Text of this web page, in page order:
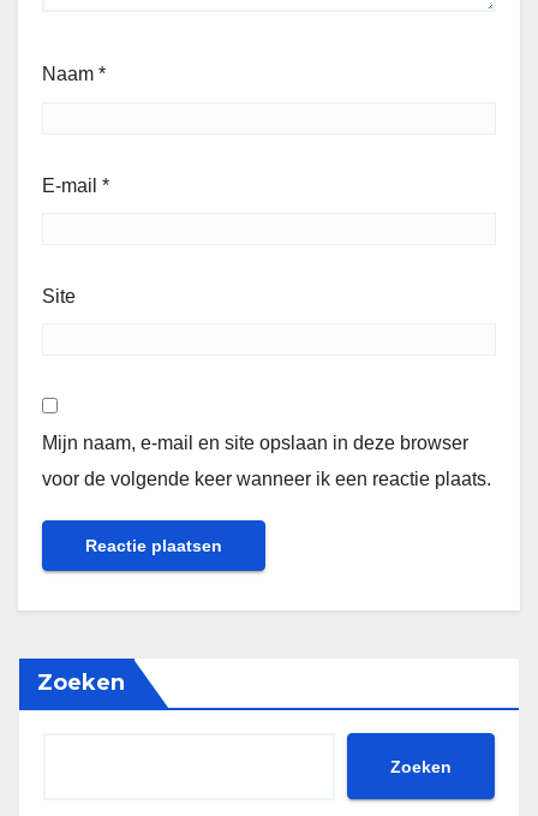
Naam *
E-mail *
Site
Mijn naam, e-mail en site opslaan in deze browser
voor de volgende keer wanneer ik een reactie plaats.
Zoeken
Zoeken